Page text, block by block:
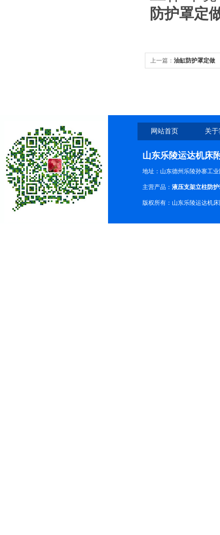
防护罩定
上一篇： 油缸防护罩定做
网站首页 关
山东乐陵运达机床
地址：山东德州乐陵孙寨工
主营产品： 液压支架立柱防
版权所有：山东乐陵运达机